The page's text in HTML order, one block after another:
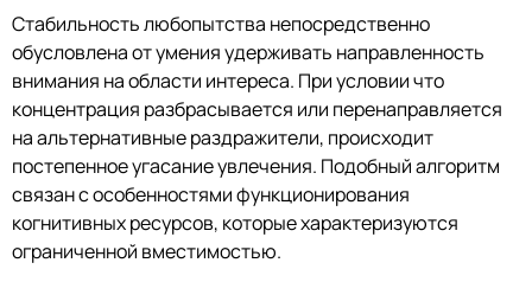
Стабильность любопытства непосредственно
обусловлена от умения удерживать направленность
внимания на области интереса. При условии что
концентрация разбрасывается или перенаправляется
на альтернативные раздражители, происходит
постепенное угасание увлечения. Подобный алгоритм
связан с особенностями функционирования
когнитивных ресурсов, которые характеризуются
ограниченной вместимостью.